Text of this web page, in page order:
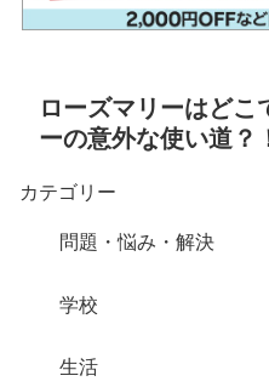
ローズマリーはどこ
ーの意外な使い道？
カテゴリー
問題・悩み・解決
学校
生活